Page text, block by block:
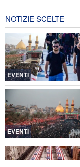
Fidan: Israele non ha
Nuovo rapporto di
missili a lungo raggio
Baghaei: Il clima dei
Attacco aereo saudita
NOTIZIE SCELTE
EVENTI
EVENTI